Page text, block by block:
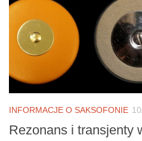
INFORMACJE O SAKSOFONIE
Rezonans i transjenty